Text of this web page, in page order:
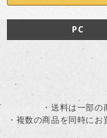
PC
・送料は一部
・複数の商品を同時に